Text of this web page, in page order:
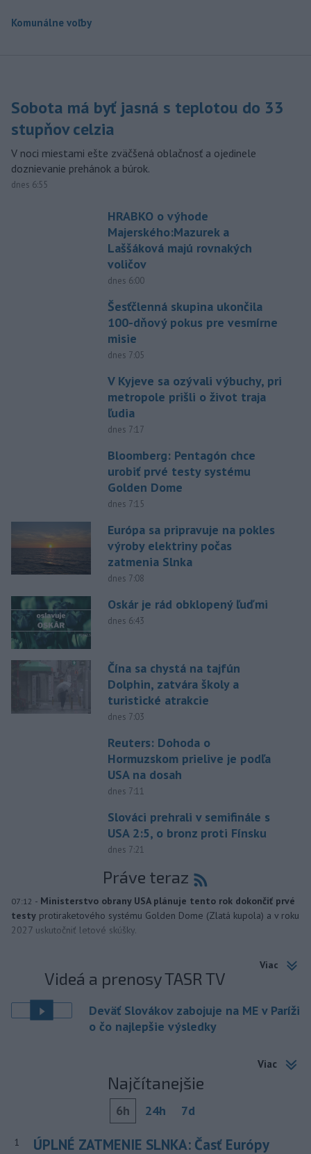
Komunálne voľby
Sobota má byť jasná s teplotou do 33
stupňov celzia
V noci miestami ešte zväčšená oblačnosť a ojedinele
doznievanie prehánok a búrok.
dnes 6:55
HRABKO o výhode
Majerského:Mazurek a
Laššáková majú rovnakých
voličov
dnes 6:00
Šesťčlenná skupina ukončila
100-dňový pokus pre vesmírne
misie
dnes 7:05
V Kyjeve sa ozývali výbuchy, pri
metropole prišli o život traja
ľudia
dnes 7:17
Bloomberg: Pentagón chce
urobiť prvé testy systému
Golden Dome
dnes 7:15
Európa sa pripravuje na pokles
výroby elektriny počas
zatmenia Slnka
dnes 7:08
Oskár je rád obklopený ľuďmi
dnes 6:43
Čína sa chystá na tajfún
Dolphin, zatvára školy a
turistické atrakcie
dnes 7:03
Reuters: Dohoda o
Hormuzskom prielive je podľa
USA na dosah
dnes 7:11
Slováci prehrali v semifinále s
USA 2:5, o bronz proti Fínsku
dnes 7:21
Práve teraz
07:12 - Ministerstvo obrany USA plánuje tento rok dokončiť prvé
testy protiraketového systému Golden Dome (Zlatá kupola) a v roku
2027 uskutočniť letové skúšky.
Viac
Videá a prenosy TASR TV
Deväť Slovákov zabojuje na ME v Paríži
o čo najlepšie výsledky
Viac
Najčítanejšie
6h 24h 7d
1
ÚPLNÉ ZATMENIE SLNKA: Časť Európy